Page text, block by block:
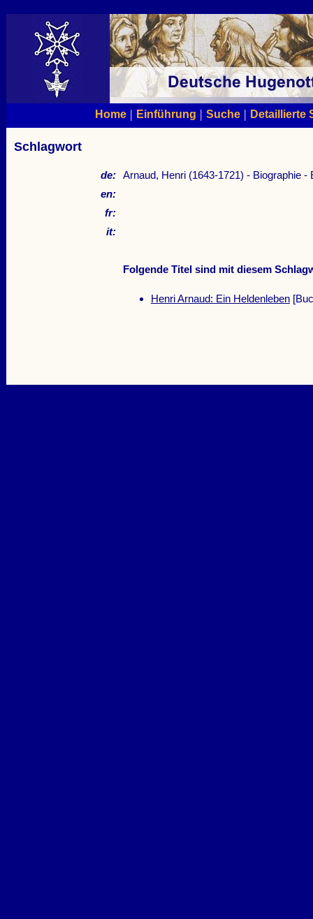
Home| Einführung | Suche| Detaillierte
Schlagwort
de: Arnaud, Henri (1643-1721) - Biographie -
en:
fr:
it:
Folgende Titel sind mit diesem
Henri Arnaud: Ein Heldenleben